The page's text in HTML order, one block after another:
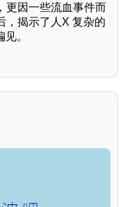
更因一些流血事件而
，揭示了人X 复杂的
。